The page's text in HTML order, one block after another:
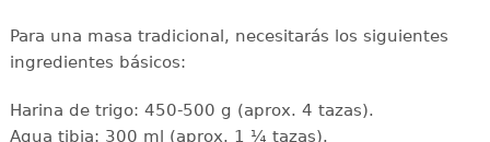
Para una masa tradicional, necesitarás los siguientes
ingredientes básicos:
Harina de trigo: 450-500 g (aprox. 4 tazas).
Agua tibia: 300 ml (aprox. 1 ¼ tazas).